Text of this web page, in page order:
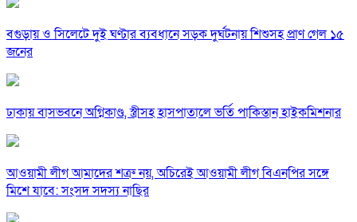
বগুড়ায় ও সিলেটে দুই ঘণ্টার ব্যবধানে সড়ক দুর্ঘটনায় শিশুসহ প্রাণ গেল ১৫
জনের
ঢাকায় বাসভবনে অগ্নিকাণ্ড, স্ত্রীসহ হাসপাতালে ভর্তি পাকিস্তান হাইকমিশনার
আওয়ামী লীগ আমাদের শত্রু নয়, অচিরেই আওয়ামী লীগ বিএনপির সঙ্গে
মিশে যাবে: সংসদ সদস্য নাছির